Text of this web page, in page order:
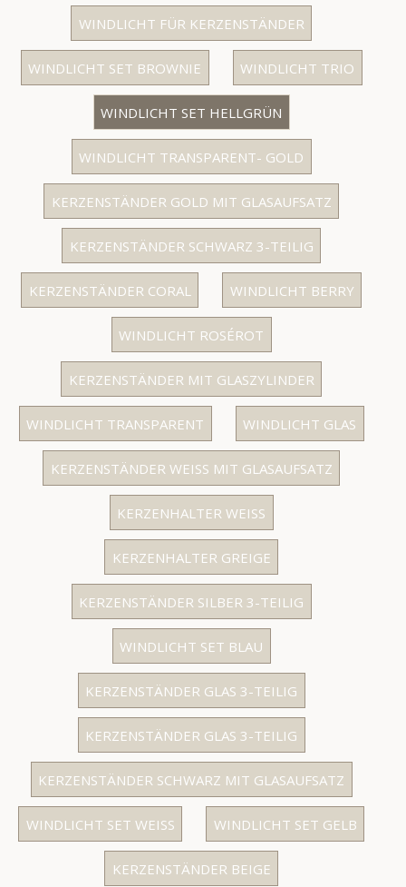
WINDLICHT FÜR KERZENSTÄNDER
WINDLICHT SET BROWNIE WINDLICHT TRIO
WINDLICHT SET HELLGRÜN
WINDLICHT TRANSPARENT- GOLD
KERZENSTÄNDER GOLD MIT GLASAUFSATZ
KERZENSTÄNDER SCHWARZ 3-TEILIG
KERZENSTÄNDER CORAL WINDLICHT BERRY
WINDLICHT ROSÉROT
KERZENSTÄNDER MIT GLASZYLINDER
WINDLICHT TRANSPARENT WINDLICHT GLAS
KERZENSTÄNDER WEISS MIT GLASAUFSATZ
KERZENHALTER WEISS
KERZENHALTER GREIGE
KERZENSTÄNDER SILBER 3-TEILIG
WINDLICHT SET BLAU
KERZENSTÄNDER GLAS 3-TEILIG
KERZENSTÄNDER GLAS 3-TEILIG
KERZENSTÄNDER SCHWARZ MIT GLASAUFSATZ
WINDLICHT SET WEISS WINDLICHT SET GELB
KERZENSTÄNDER BEIGE